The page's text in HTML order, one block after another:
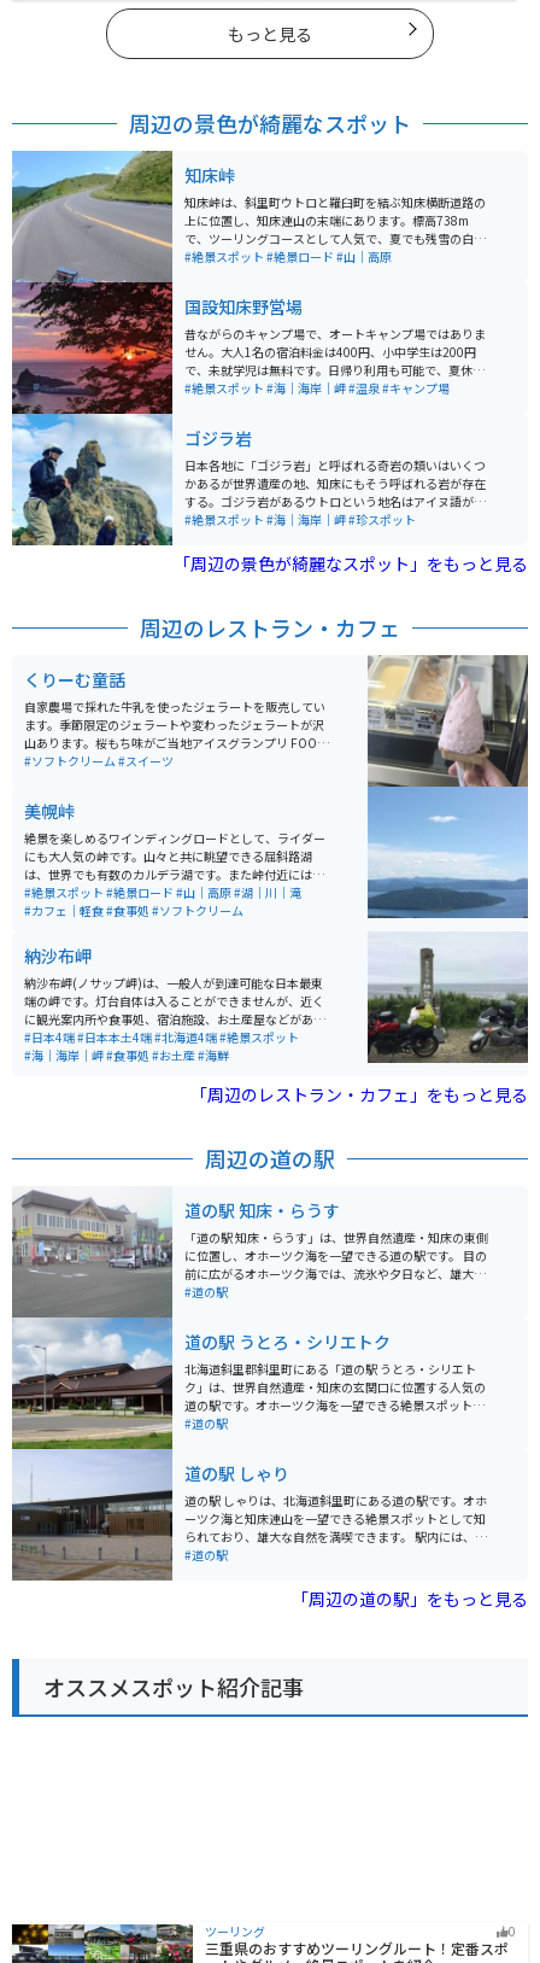
もっと見る
周辺の景色が綺麗なスポット
知床峠
知床峠は、斜里町ウトロと羅臼町を結ぶ知床横断道路の
上に位置し、知床連山の末端にあります。標高738m
で、ツーリングコースとして人気で、夏でも残雪の白が
見られることもあります。また、羅臼岳の紅葉も美しい
き、天気が良ければ国後島まで望むことができます。 冬
期間は数メートルの降雪のため通行止めになります。野
生動物が飛び出してくる可能性があるので、走行には十
分注意してください。
#絶景スポット #絶景ロード #山｜高原
国設知床野営場
昔ながらのキャンプ場で、オートキャンプ場ではありま
せん。大人1名の宿泊料金は400円、小中学生は200円
で、未就学児は無料です。日帰り利用も可能で、夏休み
時期は特に人気のため、早めの訪問がおすすめ。予約は
ビンや2名用のケビンも利用可能。特に2名用のケビンに
は電源コンセントがありますが、それ以外の場所ではAC
電源の利用はできません。 木立の中にあり、夕陽台展望
台からは夕日に照らされた海面を眺めることができ、近
くには「夕陽台の湯」や「知床ボランティア活動施設」
ンプを楽しむことができ、林間のサイトはややデコボコ
した傾斜地となっています。 混雑時には好条件の場所で
際は、展望台が大変混雑するので、近くのホテルの駐車
場からの眺めもおすすめです。近隣にはコンビニや温泉
施設もあり、知床観光や知床登山のベースキャンプとし
#絶景スポット #海｜海岸｜岬#温泉#キャンプ場
ゴジラ岩
日本各地に「ゴジラ岩」と呼ばれる奇岩の類いはいくつ
かあるが世界遺産の地、知床にもそう呼ばれる岩が存在
する。ゴジラ岩があるウトロという地名はアイヌ語が語
源。「ウトロチクシ」で「奇岩の多いところ」という意
めとして、帽子岩・げんこつ岩・亀(ガメラ)岩など、そ
の名の通りたくさんの奇岩が点在している。 ゴジラ岩
す。角度によってはゴジラに見えないかもしれないため
ぐ近くにあるので、オロンコ岩を見たら一緒にゴジラ岩
にも足を運ぶのがオススメです。ゴジラ岩の真下に「ゴ
ジラの手湯」もあり、源泉を使用している。温度は高め
になっているため、利用する時は注意してください。
#絶景スポット #海｜海岸｜岬#珍スポット
「周辺の景色が綺麗なスポット」をもっと見る
周辺のレストラン・カフェ
くりーむ童話
自家農場で採れた牛乳を使ったジェラートを販売してい
ます。季節限定のジェラートや変わったジェラートが沢
山あります。桜もち味がご当地アイスグランプリ FOOD
EX JAPAN 2012 最高金賞受賞を取っています。
#ソフトクリーム#スイーツ
美幌峠
絶景を楽しめるワインディングロードとして、ライダー
にも大人気の峠です。山々と共に眺望できる屈斜路湖
は、世界でも有数のカルデラ湖です。また峠付近には、
北海道では珍しいヘアピンカーブの場所もあり、直線だ
けでない走りを楽しむ事もできます。辿り着いた峠から
#絶景スポット #絶景ロード #山｜高原#湖｜川｜滝
#カフェ｜軽食#食事処 #ソフトクリーム
納沙布岬
納沙布岬(ノサップ岬)は、一般人が到達可能な日本最東
端の岬です。灯台自体は入ることができませんが、近く
に観光案内所や食事処、宿泊施設、お土産屋などがあり
ます。日本最東端到達証明書は、観光案内所でもらえま
す。天気が悪い日が多く、夏場でも結構寒いので、防寒
ッコやクジラを見ることもできます。
#日本4端#日本本土4端#北海道4端#絶景スポット
#海｜海岸｜岬#食事処 #お土産#海鮮
「周辺のレストラン・カフェ」をもっと見る
周辺の道の駅
道の駅 知床・らうす
「道の駅 知床・らうす」は、世界自然遺産・知床の東側
に位置し、オホーツク海を一望できる道の駅です。 目の
前に広がるオホーツク海では、流氷や夕日など、雄大な
自然の景色を楽しむことができます。 また、施設内に
の拠点としても最適です。 特に、羅臼産の新鮮な魚介類
を使った料理は絶品で、レストランでは、ウニ丼や海鮮
丼など、地元の海の幸を堪能することができます。 売店
では、羅臼昆布や鮭とばなど、お土産に最適な特産品が
数多く販売されています。 バイクで訪れる場合、オホー
れているので、休憩場所としても利用できます。 【おす
すめポイント】 * 雄大なオホーツク海と知床連山を一望
できる絶景スポット * 羅臼産の新鮮な魚介類を使った料
理が楽しめる * 知床観光の拠点として最適 【バイクツー
リング情報】 * オホーツク海沿いの国道335号線は、景
色が良く、ツーリングに最適 * 道の駅には、広い駐車場
#道の駅
道の駅 うとろ・シリエトク
北海道斜里郡斜里町にある「道の駅 うとろ・シリエト
ク」は、世界自然遺産・知床の玄関口に位置する人気の
道の駅です。オホーツク海を一望できる絶景スポットと
しても有名で、流氷の時期には目の前に広がる流氷群を
地元の新鮮な魚介類を使った料理や、知床ならではの食
材を使ったお土産を楽しむことができます。また、隣接
する「ウトロ温泉 シーサイドホテル」には日帰り入浴施
設もあり、旅の疲れを癒やすこともできます。 バイクで
訪れる際は、駐車場も広く、休憩場所としても最適で
ムイワッカ湯の滝など、観光スポットも点在しており、
#道の駅
道の駅 しゃり
道の駅 しゃりは、北海道斜里町にある道の駅です。オホ
ーツク海と知床連山を一望できる絶景スポットとして知
られており、雄大な自然を満喫できます。 駅内には、地
元の新鮮な海産物や農産物を販売する直売所や、斜里町
あります。おすすめは、鮭の親子丼や、鮭のちゃんちゃ
ットも充実しています。 お土産には、斜里町産の鮭とば
や、昆布製品、木彫りの熊などが人気です。道の駅 しゃ
りで、雄大な自然と新鮮な食を満喫してみてはいかがで
#道の駅
「周辺の道の駅」をもっと見る
オススメスポット紹介記事
ツーリング 0
三重県のおすすめツーリングルート！定番スポ